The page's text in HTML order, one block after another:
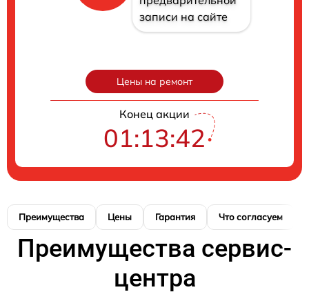
записи на сайте
Цены на ремонт
Конец акции
01:13:41
Преимущества Цены Гарантия Что согласуем
Преимущества сервис-
центра